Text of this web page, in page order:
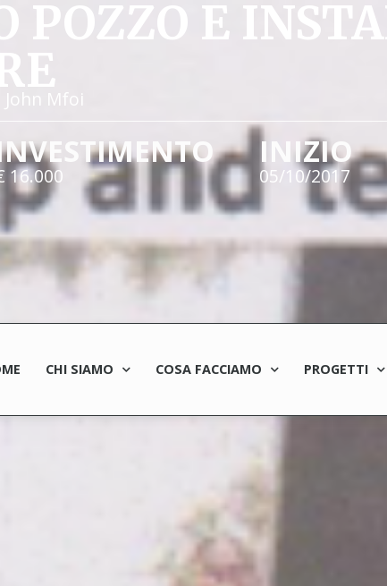
CHI SIAMO COSA FACCIAMO PROGETTI
POZZO E
John Mfoi
16.000
INIZIO
05/10/2017